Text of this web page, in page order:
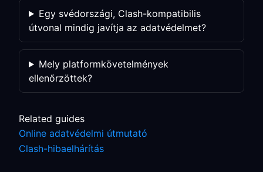
Egy svédországi, Clash-kompatibilis
útvonal mindig javítja az adatvédelmet?
Mely platformkövetelmények
ellenőrzöttek?
Related guides
Online adatvédelmi útmutató
Clash-hibaelhárítás